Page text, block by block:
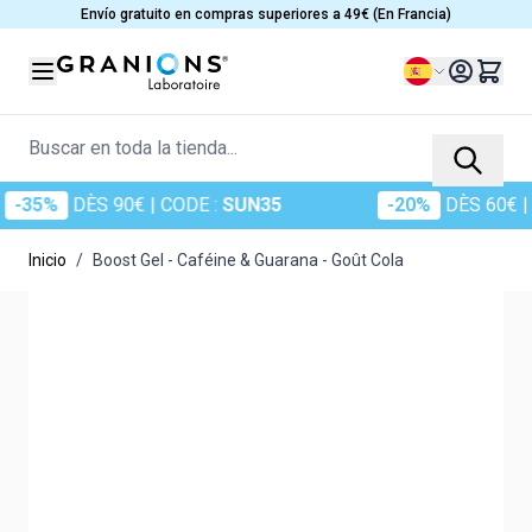
Ir al contenidoEnvío gratuito en compras superiores a 49€ (En Francia)
Lenguaje
Buscar en toda la tienda...
DÈS 90€ | CODE :SUN35 -20% DÈS 60€ |
Inicio / Boost Gel - Caféine & Guarana - Goût Cola